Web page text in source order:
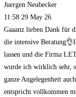
Juergen Neubecker
11:58 29 May 26
Gaaanz lieben Dank für
die intensive
lassen und die Firma
wurde ich wirklich sehr,
ganze Angelegenheit
entspricht vollkommen